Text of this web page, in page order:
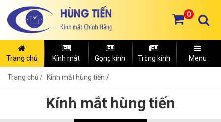
0
Trang chủ Kính mát Gọng kính Tròng kính Menu
Trang chủ Kính mắt hùng tiến /
Kính mắt hùng tiến